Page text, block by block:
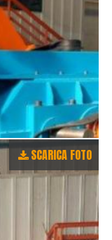
SCARICA FOTO